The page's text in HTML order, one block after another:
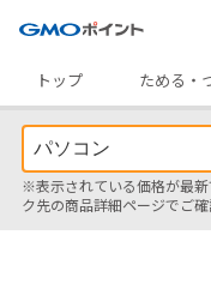
トップ
ためる・
※表示されている価格が最
ク先の商品詳細ページでご確